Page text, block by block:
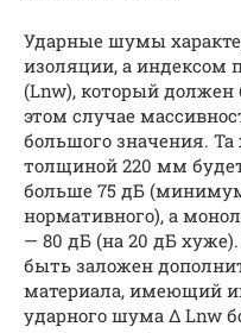
Ударные шумы
изоляции, а индексом
(Lnw), который должен
этом случае
большого значения.
толщиной 220 мм
больше 75 дБ
нормативного), а
— 80 дБ (на 20 дБ
быть заложен
материала, имеющий
ударного шума Δ Lnw